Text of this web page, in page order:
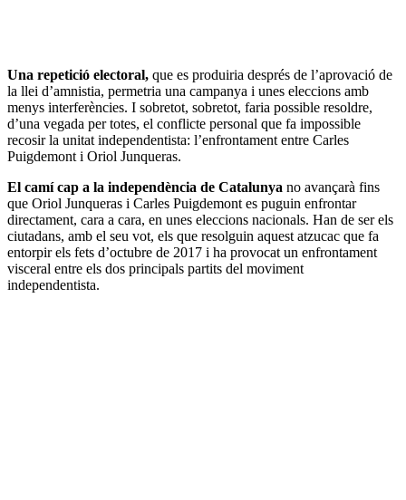
Una repetició electoral, que es produiria després de l’aprovació de
la llei d’amnistia, permetria una campanya i unes eleccions amb
menys interferències. I sobretot, sobretot, faria possible resoldre,
d’una vegada per totes, el conflicte personal que fa impossible
recosir la unitat independentista: l’enfrontament entre Carles
Puigdemont i Oriol Junqueras.
El camí cap a la independència de Catalunya no avançarà fins
que Oriol Junqueras i Carles Puigdemont es puguin enfrontar
directament, cara a cara, en unes eleccions nacionals. Han de ser els
ciutadans, amb el seu vot, els que resolguin aquest atzucac que fa
entorpir els fets d’octubre de 2017 i ha provocat un enfrontament
visceral entre els dos principals partits del moviment
independentista.